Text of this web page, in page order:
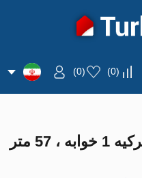
(
0
)
(
0
)
آپارتمان در BODRUM ، ترکیه 1 خوابه ، 57 متر